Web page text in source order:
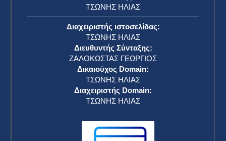
ΤΣΩΝΗΣ ΗΛΙΑΣ
Διαχειριστής ιστοσελίδας:
ΤΣΩΝΗΣ ΗΛΙΑΣ
Διευθυντής Σύνταξης:
ΖΑΛΟΚΩΣΤΑΣ ΓΕΩΡΓΙΟΣ
Δικαιούχος Domain:
ΤΣΩΝΗΣ ΗΛΙΑΣ
Διαχειριστής Domain:
ΤΣΩΝΗΣ ΗΛΙΑΣ